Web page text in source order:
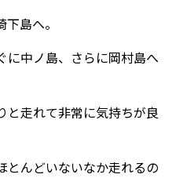
島へ。
に中ノ島、さらに岡村島へ
と走れて非常に気持ちが良
とんどいないなか走れるの